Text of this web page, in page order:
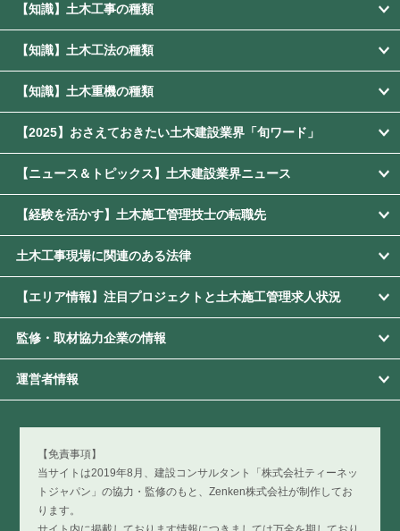
【知識】土木工事の種類
【知識】土木工法の種類
【知識】土木重機の種類
【2025】おさえておきたい土木建設業界「旬ワード」
【ニュース＆トピックス】土木建設業界ニュース
【経験を活かす】土木施工管理技士の転職先
土木工事現場に関連のある法律
【エリア情報】注目プロジェクトと土木施工管理求人状況
監修・取材協力企業の情報
運営者情報
【免責事項】
当サイトは2019年8月、建設コンサルタント「株式会社ティーネッ
トジャパン」の協力・監修のもと、Zenken株式会社が制作してお
ります。